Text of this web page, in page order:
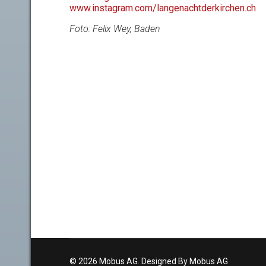
www.instagram.com/langenachtderkirchen.ch
Foto: Felix Wey, Baden
© 2026 Mobus AG. Designed By Mobus AG